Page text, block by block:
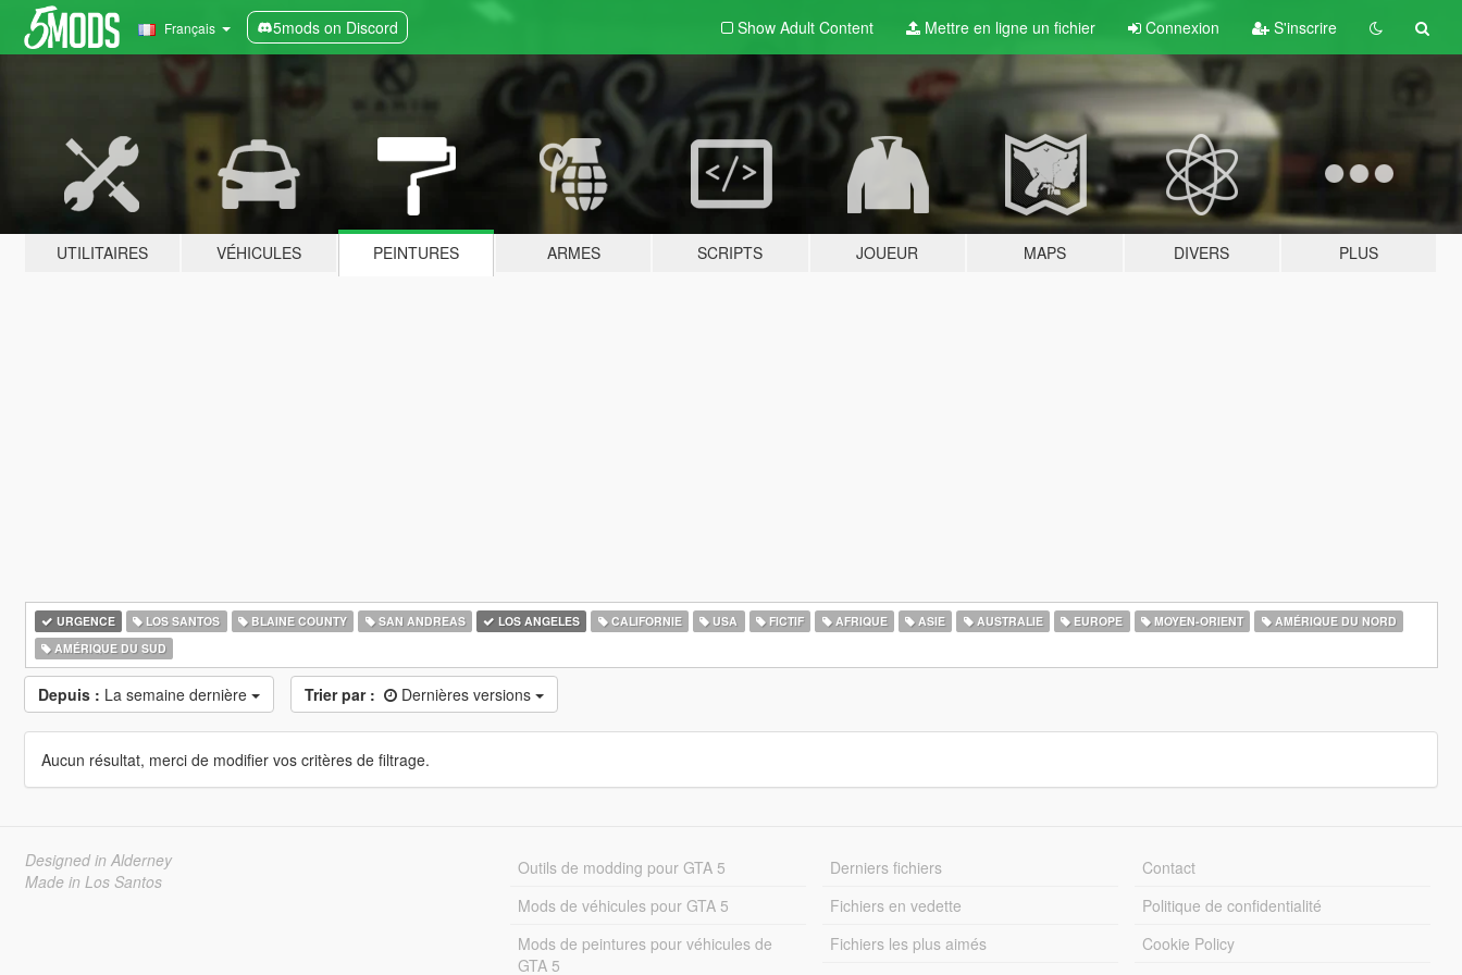
Français 5mods on Discord Show Adult Content Mettre en ligne un fichier Connexion S'inscrire
UTILITAIRES VÉHICULES PEINTURES ARMES SCRIPTS JOUEUR MAPS DIVERS PLUS
URGENCE LOS SANTOS BLAINE COUNTY SAN ANDREAS LOS ANGELES CALIFORNIE USA FICTIF AFRIQUE ASIE AUSTRALIE EUROPE MOYEN-ORIENT
AMÉRIQUE DU NORD
AMÉRIQUE DU SUD
Depuis : La semaine dernière Trier par : Dernières versions
Aucun résultat, merci de modifier vos critères de filtrage.
Designed in Alderney
Made in Los Santos
Outils de modding pour GTA 5
Mods de véhicules pour GTA 5
Mods de peintures pour véhicules de
GTA 5
Derniers fichiers
Fichiers en vedette
Fichiers les plus aimés
Contact
Politique de confidentialité
Cookie Policy